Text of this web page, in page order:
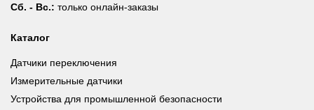
Сб. - Вс.: только онлайн-заказы
Каталог
Датчики переключения
Измерительные датчики
Устройства для промышленной безопасности